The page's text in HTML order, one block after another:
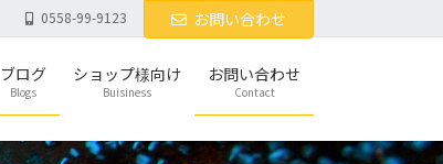
0558-99-9123 お問い合わせ
ブログ
Blogs
ショップ様向け
Buisiness
お問い合わせ
Contact